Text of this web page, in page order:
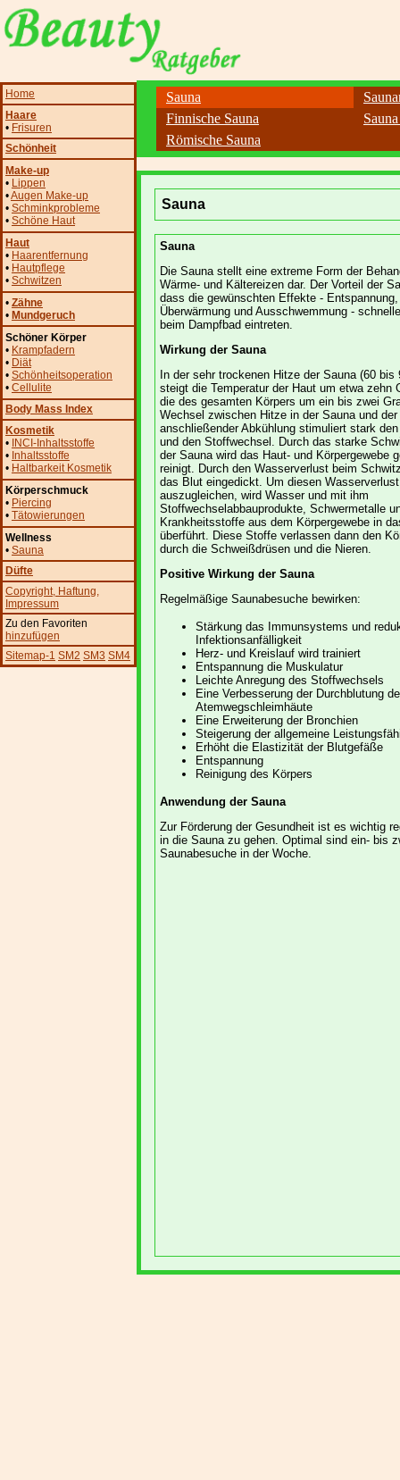
Sauna
Finnische Sauna
Römische Sauna
Sauna
Sauna
Die Sauna stellt eine extreme Form der
Wärme- und Kältereizen dar. Der Vorteil der
dass die gewünschten Effekte - Entspannung,
Überwärmung und Ausschwemmung -
beim Dampfbad eintreten.
Wirkung der Sauna
In der sehr trockenen Hitze der Sauna (60 bis
steigt die Temperatur der Haut um etwa zehn
die des gesamten Körpers um ein bis zwei
Wechsel zwischen Hitze in der Sauna und der
anschließender Abkühlung stimuliert stark
und den Stoffwechsel. Durch das starke
der Sauna wird das Haut- und Körpergewebe
reinigt. Durch den Wasserverlust beim
das Blut eingedickt. Um diesen Wasserverlust
auszugleichen, wird Wasser und mit ihm
Stoffwechselabbauprodukte, Schwermetalle
Krankheitsstoffe aus dem Körpergewebe in
überführt. Diese Stoffe verlassen dann den
durch die Schweißdrüsen und die Nieren.
Positive Wirkung der Sauna
Regelmäßige Saunabesuche bewirken:
Stärkung das Immunsystems und
Infektionsanfälligkeit
Herz- und Kreislauf wird trainiert
Entspannung die Muskulatur
Leichte Anregung des Stoffwechsels
Eine Verbesserung der Durchblutung
Atemwegschleimhäute
Eine Erweiterung der Bronchien
Steigerung der allgemeine
Erhöht die Elastizität der Blutgefäße
Entspannung
Reinigung des Körpers
Anwendung der Sauna
Zur Förderung der Gesundheit ist es wichtig
in die Sauna zu gehen. Optimal sind ein- bis
Saunabesuche in der Woche.
Home
Haare
• Frisuren
Schönheit
Make-up
• Lippen
•Augen Make-up
• Schminkprobleme
• Schöne Haut
Haut
• Haarentfernung
• Hautpflege
• Schwitzen
• Zähne
• Mundgeruch
Schöner Körper
• Krampfadern
• Diät
• Schönheitsoperation
• Cellulite
Body Mass Index
Kosmetik
• INCI-Inhaltsstoffe
• Inhaltsstoffe
• Haltbarkeit Kosmetik
Körperschmuck
• Piercing
• Tätowierungen
Wellness
• Sauna
Düfte
Copyright, Haftung,
Impressum
Zu den Favoriten
hinzufügen
Sitemap-1 SM2 SM3 SM4